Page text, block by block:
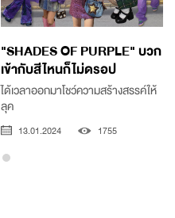
"SHADES OF PURPLE" บวก
เข้ากับสีไหนก็ไม่ดรอป
ได้เวลาออกมาโชว์ความสร้างสรรค์ให้
ลุค
13.01.2024 1755